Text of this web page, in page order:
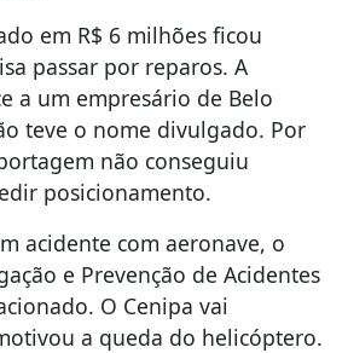
em R$ 6 milhões ficou
passar por reparos. A
a um empresário de Belo
teve o nome divulgado. Por
não conseguiu
posicionamento.
acidente com aeronave, o
e Prevenção de Acidentes
O Cenipa vai
a queda do helicóptero.